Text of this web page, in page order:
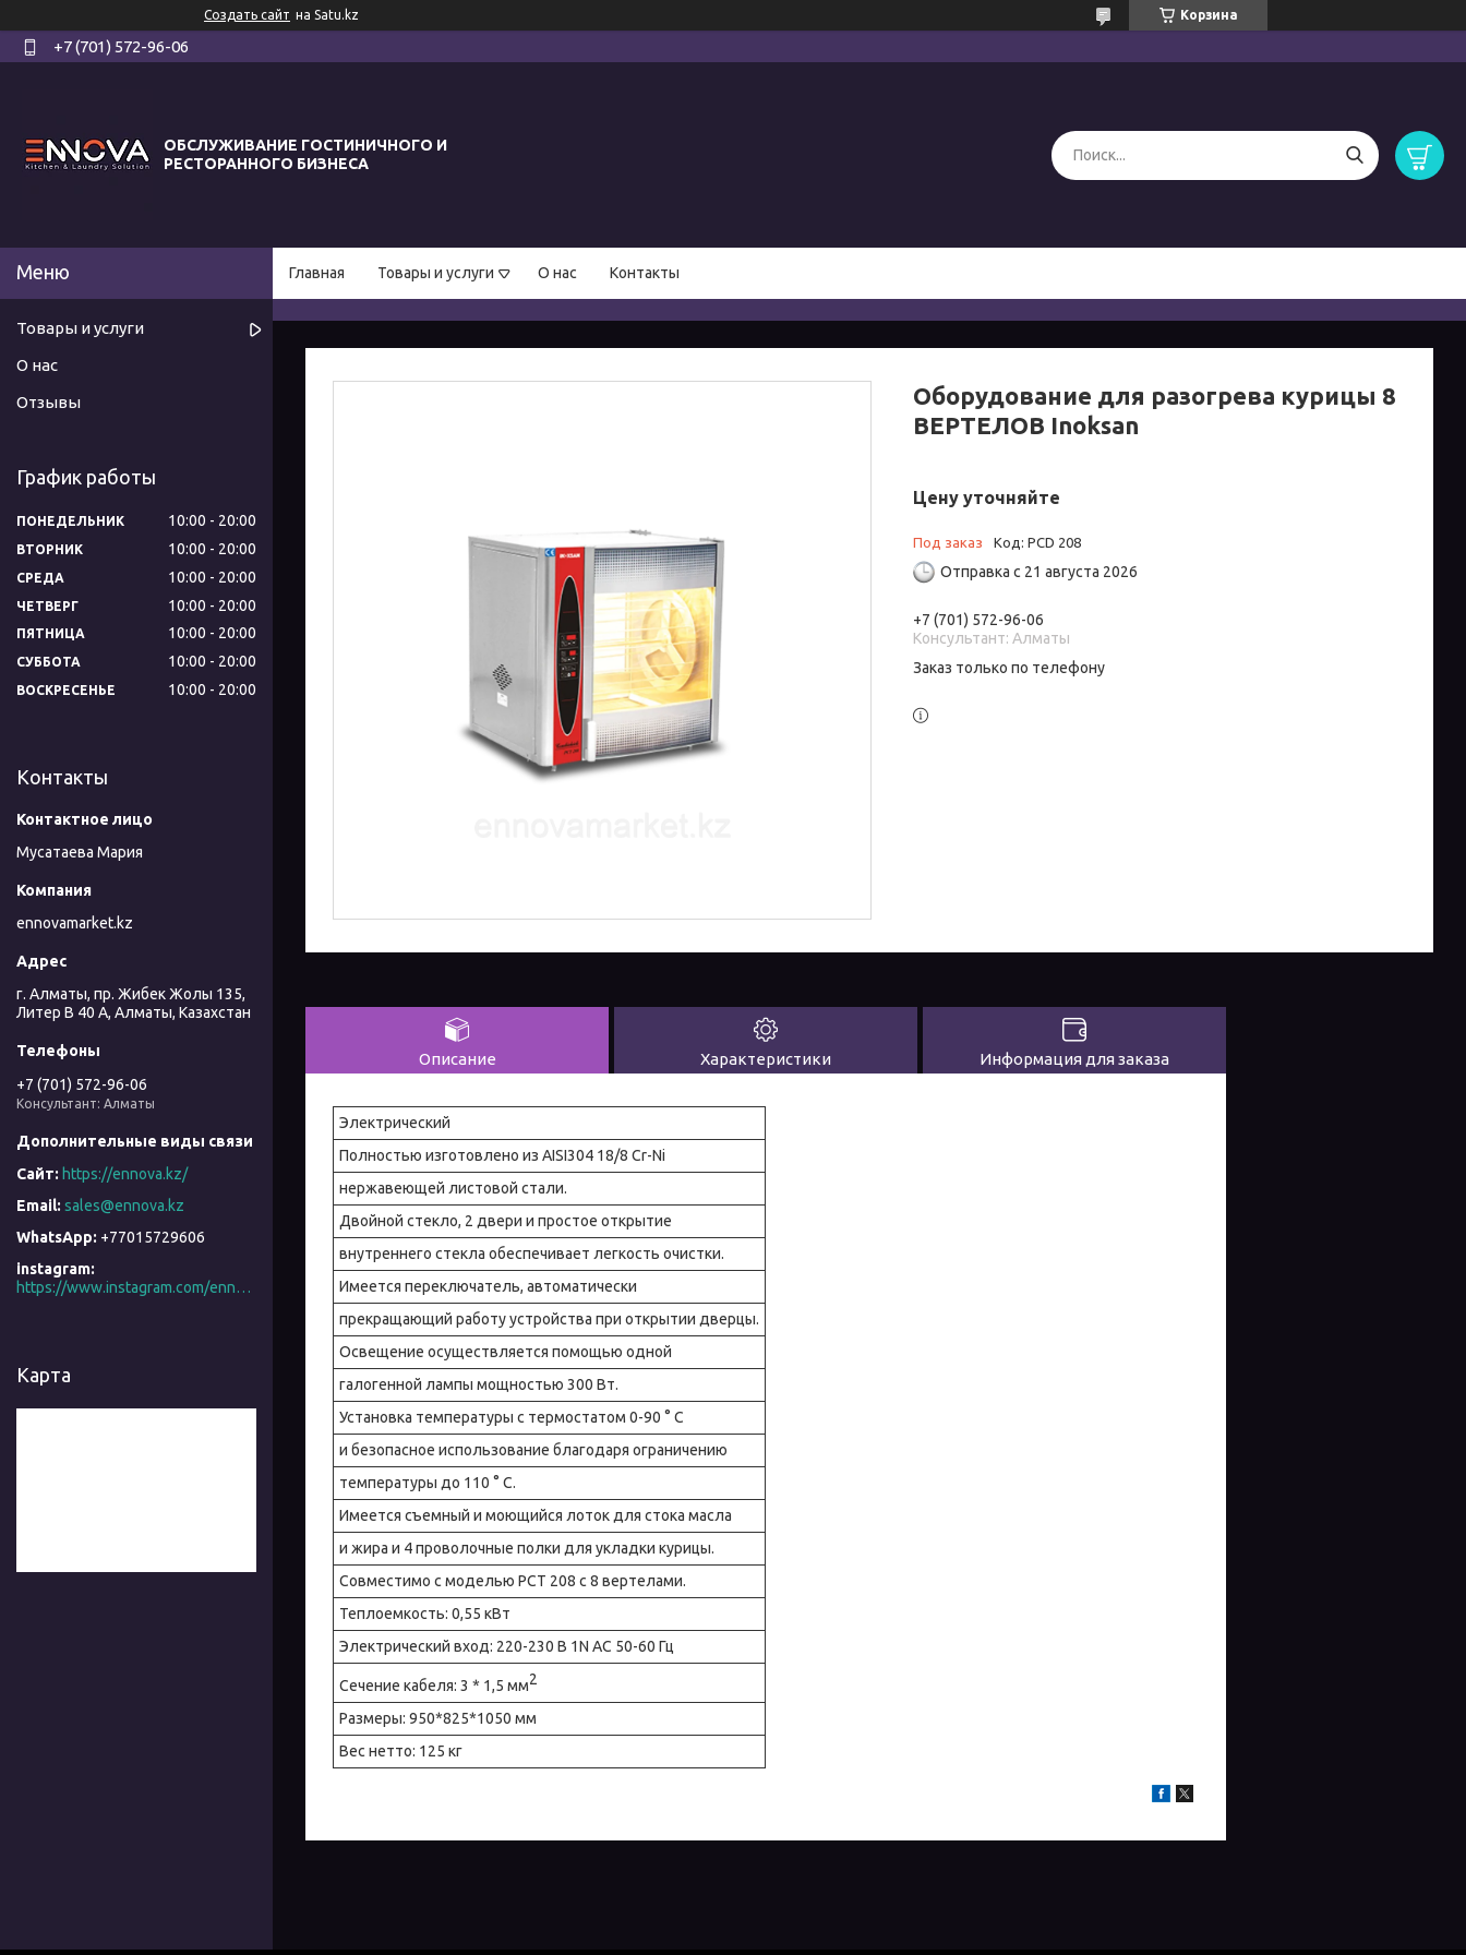
Создать сайт на Satu.kz Корзина
+7 (701) 572-96-06
ОБСЛУЖИВАНИЕ ГОСТИНИЧНОГО И
РЕСТОРАННОГО БИЗНЕСА
Главная Товары и услуги О нас Контакты
Оборудование для разогрева курицы 8
ВЕРТЕЛОВ Inoksan
Цену уточняйте
Под заказ Код: PCD 208
Отправка с 21 августа 2026
+7 (701) 572-96-06
Консультант: Алматы
Заказ только по телефону
Описание Характеристики Информация для заказа
Электрический
Полностью изготовлено ​​из AISI304 18/8 Cr-Ni
нержавеющей листовой стали.
Двойной стекло, 2 двери и простое открытие
внутреннего стекла обеспечивает легкость очистки.
Имеется переключатель, автоматически
прекращающий работу устройства при открытии дверцы.
Освещение осуществляется помощью одной
галогенной лампы мощностью 300 Вт.
Установка температуры с термостатом 0-90 ° C
и безопасное использование благодаря ограничению
температуры до 110 ° C.
Имеется съемный и моющийся лоток для стока масла
и жира и 4 проволочные полки для укладки курицы.
Совместимо с моделью PCT 208 с 8 вертелами.
Теплоемкость: 0,55 кВт
Электрический вход: 220-230 В 1N AC 50-60 Гц
Сечение кабеля: 3 * 1,5 мм2
Размеры: 950*825*1050 мм
Вес нетто: 125 кг
Товары и услуги
О нас
Отзывы
График работы
ПОНЕДЕЛЬНИК 10:00 20:00
ВТОРНИК 10:00 20:00
СРЕДА 10:00 20:00
ЧЕТВЕРГ 10:00 20:00
ПЯТНИЦА 10:00 20:00
СУББОТА 10:00 20:00
ВОСКРЕСЕНЬЕ 10:00 20:00
Контакты
Мусатаева Мария
ennovamarket.kz
г. Алматы, пр. Жибек Жолы 135,
Литер В 40 А, Алматы, Казахстан
+7 (701) 572-96-06
Консультант: Алматы
https://ennova.kz/
sales@ennova.kz
+77015729606
instagram
https://www.instagram.com/ennova_horeca/
Карта